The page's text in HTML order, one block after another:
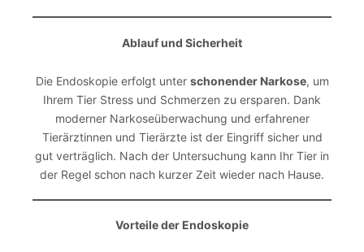
Ablauf und Sicherheit
Die Endoskopie erfolgt unter schonender Narkose, um
Ihrem Tier Stress und Schmerzen zu ersparen. Dank
moderner Narkoseüberwachung und erfahrener
Tierärztinnen und Tierärzte ist der Eingriff sicher und
gut verträglich. Nach der Untersuchung kann Ihr Tier in
der Regel schon nach kurzer Zeit wieder nach Hause.
Vorteile der Endoskopie